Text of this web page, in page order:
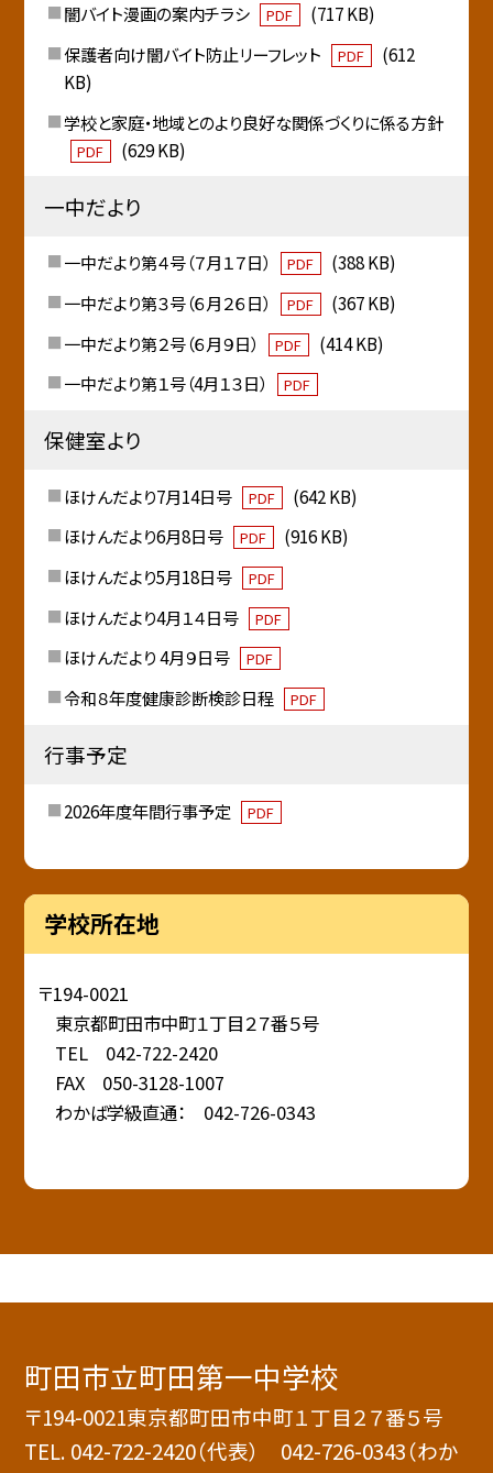
闇バイト漫画の案内チラシ PDF
(717 KB)
保護者向け闇バイト防止リーフレット
PDF
(612
KB)
学校と家庭・地域とのより良好な関係づくりに係る方針
PDF (629 KB)
一中だより
一中だより第４号（７月１７日） PDF
(388 KB)
一中だより第３号（６月２６日）
PDF
(367 KB)
一中だより第２号（６月９日）
PDF
(414 KB)
一中だより第１号（4月１３日）
PDF
保健室より
ほけんだより7月14日号 PDF
(642 KB)
ほけんだより6月8日号
PDF
(916 KB)
ほけんだより5月18日号
PDF
ほけんだより4月１４日号 PDF
ほけんだより 4月９日号 PDF
令和８年度健康診断検診日程 PDF
行事予定
2026年度年間行事予定 PDF
学校所在地
〒194-0021
東京都町田市中町１丁目２７番５号
TEL 042-722-2420
FAX 050-3128-1007
わかば学級直通： 042-726-0343
町田市立町田第一中学校
〒194-0021東京都町田市中町１丁目２７番５号
TEL. 042-722-2420（代表） 042-726-0343（わか